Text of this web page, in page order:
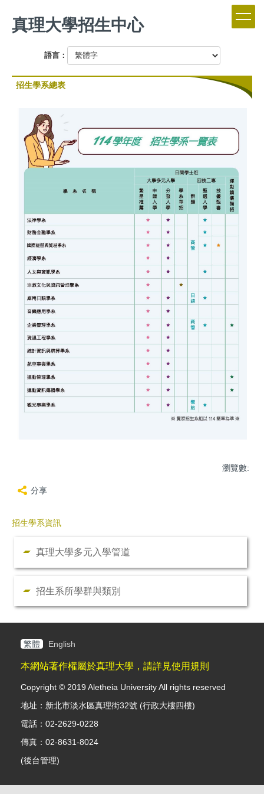
到
主真理大學招生中心
語言：
招生學系總表
瀏覽數:
分享
招生學系資訊
真理大學多元入學管道
招生系所學群與類別
繁體 English
本網站著作權屬於真理大學，請詳見使用規則
Copyright © 2019 Aletheia University All rights reserved
地址：新北市淡水區真理街32號 (行政大樓四樓)
電話：02-2629-0228
傳真：02-8631-8024
(後台管理)